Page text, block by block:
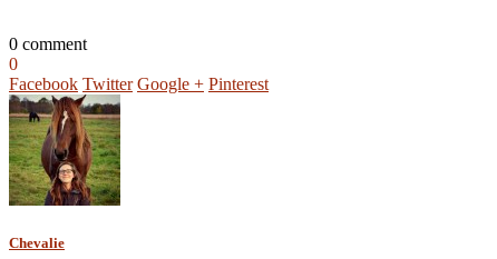
0 comment
0
Facebook Twitter Google + Pinterest
Chevalie